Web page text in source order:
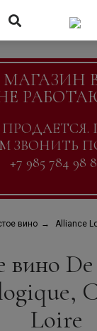
ЗВОНИТЬ
+7 985 784 98
вино Alliance
вино
Loire